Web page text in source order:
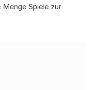
Spiele zur